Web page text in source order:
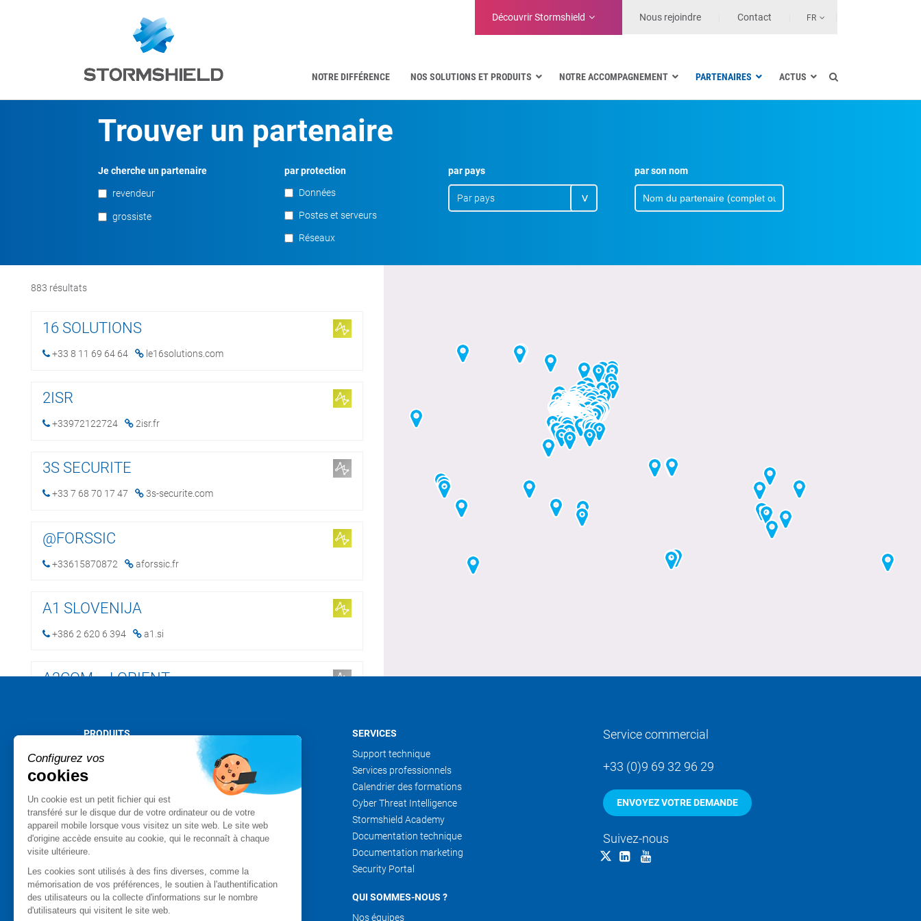
Découvrir Stormshield Nous rejoindre Contact FR
NOTRE DIFFÉRENCE NOS SOLUTIONS ET PRODUITS
Défense et organisations militaires
Eau
Facility Management & Warehouse
Transport terrestre
Opérateurs et MSSP
NOTRE ACCOMPAGNEMENT PARTENAIRES ACTUS
Trouver un partenaire
Je cherche un partenaire
revendeur
grossiste
par protection
Données
Postes et serveurs
Réseaux
par pays par son nom
883 résultats
16 SOLUTIONS
+33 8 11 69 64 64 le16solutions.com
2ISR
+33972122724 2isr.fr
3S SECURITE
+33 7 68 70 17 47 3s-securite.com
@FORSSIC
+33615870872 aforssic.fr
A1 SLOVENIJA
+386 2 620 6 394 a1.si
A2COM – LORIENT
+33228011684
A2COM – RENNES
+33 2 99 85 59 59 foliateam.com
A2COM – SAINT BRIEUC
+33 2 96 52 46 83 foliateam.com
PRODUITS
Stormshield XDR
Stormshield Network Security
Stormshield Data Security
Stormshield Log Supervisor
Stormshield Management Center
Produits certifiés et qualifiés
Fiches produits
Cas client
Advisories Stormshield
SERVICES
Support technique
Services professionnels
Calendrier des formations
Cyber Threat Intelligence
Stormshield Academy
Documentation technique
Documentation marketing
Security Portal
QUI SOMMES-NOUS ?
Nos équipes
Service commercial
+33 (0)9 69 32 96 29
ENVOYEZ VOTRE DEMANDE
Suivez-nous
Configurez vos
cookies
Un cookie est un petit fichier qui est
transféré sur le disque dur de votre ordinateur ou de votre
appareil mobile lorsque vous visitez un site web. Le site web
d'origine accède ensuite au cookie, qui le reconnaît à chaque
visite ultérieure.
Les cookies sont utilisés à des fins diverses, comme la
mémorisation de vos préférences, le soutien à l'authentification
des utilisateurs ou la collecte d'informations sur le nombre
d'utilisateurs qui visitent le site web.